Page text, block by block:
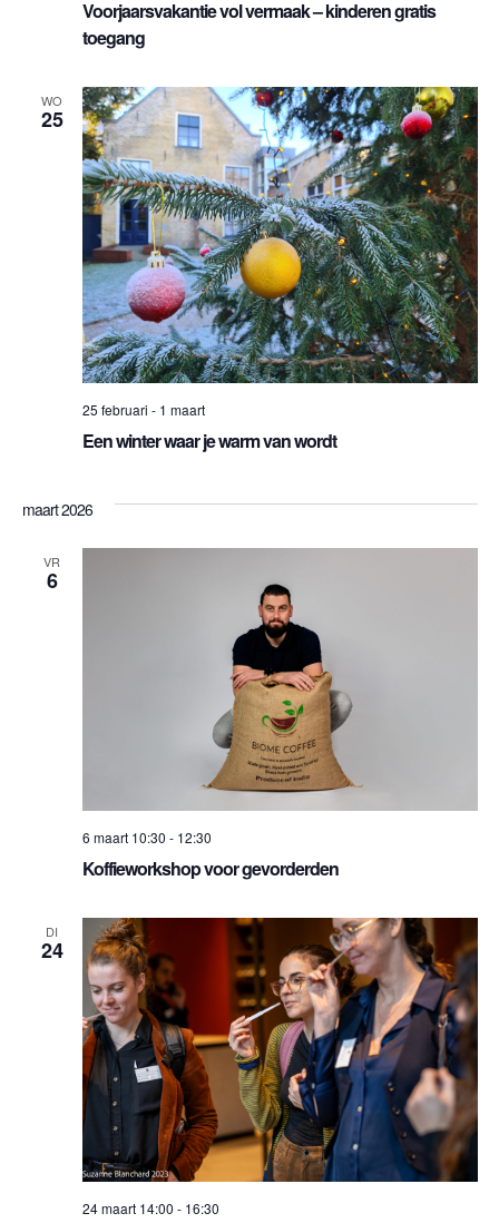
Voorjaarsvakantie vol vermaak – kinderen gratis
toegang
WO
25
Een winter waar je warm van wordt
25 februari - 1 maart
maart 2026
VR
6
Koffieworkshop voor gevorderden
6 maart 10:30 - 12:30
DI
24
24 maart 14:00 - 16:30